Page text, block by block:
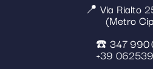
📍 Via Rialto
(Metro
☎️ 347 990
+39